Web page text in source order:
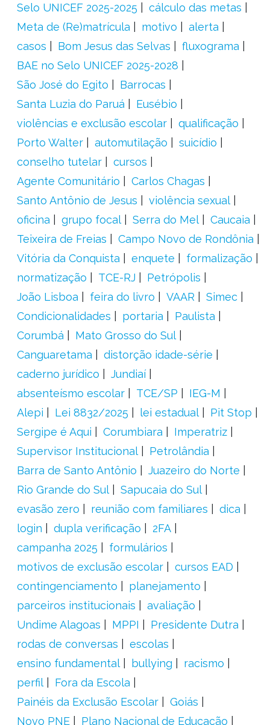
Selo UNICEF 2025-2025
cálculo das metas
Meta de (Re)matrícula
motivo
alerta
casos
Bom Jesus das Selvas
fluxograma
BAE no Selo UNICEF 2025-2028
São José do Egito
Barrocas
Santa Luzia do Paruá
Eusébio
violências e exclusão escolar
qualificação
Porto Walter
automutilação
suicídio
conselho tutelar
cursos
Agente Comunitário
Carlos Chagas
Santo Antônio de Jesus
violência sexual
oficina
grupo focal Serra do Mel
Caucaia
Teixeira de Freias
Campo Novo de Rondônia
Vitória da Conquista
enquete
formalização
normatização
TCE-RJ
Petrópolis
João Lisboa
feira do livro VAAR
Simec
Condicionalidades
portaria
Paulista
Corumbá
Mato Grosso do Sul
Canguaretama
distorção idade-série
caderno jurídico
Jundiaí
absenteísmo escolar
TCE/SP
IEG-M
Alepi
Lei 8832/2025 lei estadual
Pit Stop
Sergipe é Aqui
Corumbiara
Imperatriz
Supervisor Institucional
Petrolândia
Barra de Santo Antônio
Juazeiro do Norte
Rio Grande do Sul
Sapucaia do Sul
evasão zero
reunião com familiares
dica
login
dupla verificação
2FA
campanha 2025
formulários
motivos de exclusão escolar
cursos EAD
contingenciamento
planejamento
parceiros institucionais
avaliação
Undime Alagoas
MPPI
Presidente Dutra
rodas de conversas
escolas
ensino fundamental
bullying
racismo
perfil
Fora da Escola
Painéis da Exclusão Escolar
Goiás
Novo PNE
Plano Nacional de Educação